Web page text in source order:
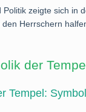
Politik zeigte sich in
Herrschern
der
Tempel: